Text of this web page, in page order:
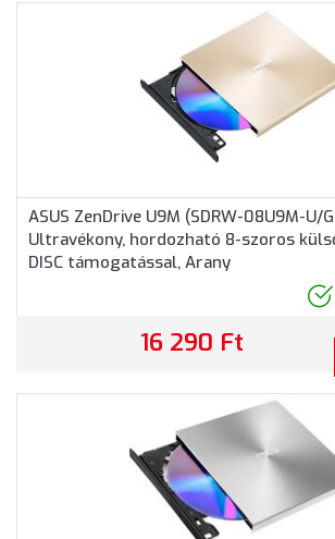
ASUS ZenDrive U9M (SDRW-08U9M-U/
Ultravékony, hordozható 8-szoros
DISC támogatással, Arany
16 290 Ft